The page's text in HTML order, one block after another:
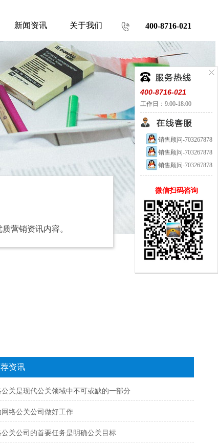
新闻资讯 关于我们 400-8716-021
营销资讯内容。
资讯
公关是现代公关领域中不可或缺的一部分
网络公关公司做好工作
公关公司的首要任务是明确公关目标
400-8716-021
工作日：9:00-18:00
销售顾问-703267878
销售顾问-703267878
销售顾问-703267878
微信扫码咨询